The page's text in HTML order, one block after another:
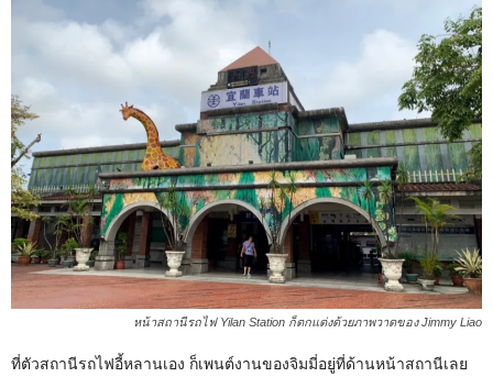
หน้าสถานีรถไฟ Yilan Station ก็ตกแต่งด้วยภาพวาดของ Jimmy Liao
ที่ตัวสถานีรถไฟอี้หลานเอง ก็เพนต์งานของจิมมี่อยู่ที่ด้านหน้าสถานีเลย